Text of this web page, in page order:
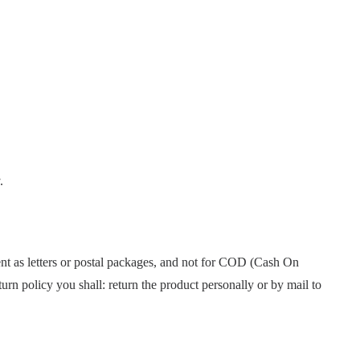
as letters or postal packages, and not for COD (Cash On
policy you shall: return the product personally or by mail to